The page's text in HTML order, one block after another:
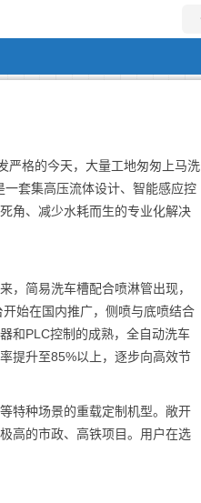
严格的今天，大量工地匆匆上马洗
一套集高压流体设计、智能感应控
角、减少水耗而生的专业化解决
，简易洗车槽配合喷淋管出现，
始在国内推广，侧喷与底喷结合
和PLC控制的成熟，全自动洗车
提升至85%以上，逐步向高效节
特种场景的重载定制机型。敞开
高的市政、高铁项目。用户在选